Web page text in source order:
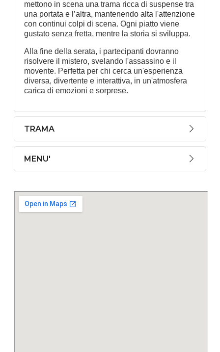
mettono in scena una trama ricca di suspense tra
una portata e l’altra, mantenendo alta l'attenzione
con continui colpi di scena. Ogni piatto viene
gustato senza fretta, mentre la storia si sviluppa.
Alla fine della serata, i partecipanti dovranno
risolvere il mistero, svelando l'assassino e il
movente. Perfetta per chi cerca un'esperienza
diversa, divertente e interattiva, in un'atmosfera
carica di emozioni e sorprese.
TRAMA
MENU'